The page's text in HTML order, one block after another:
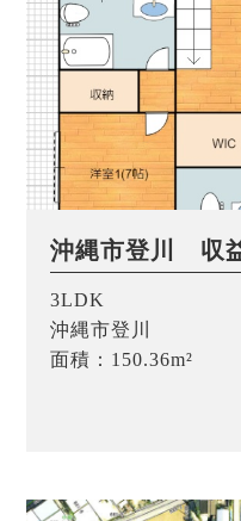
沖縄市登川 収
3LDK
沖縄市登川
面積：150.36m²